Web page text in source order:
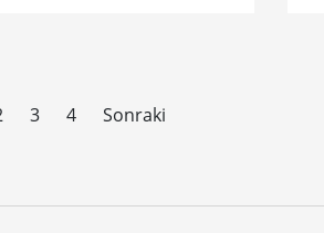
3 4 Sonraki